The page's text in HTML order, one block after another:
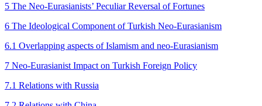
5 The Neo-Eurasianists’ Peculiar Reversal of Fortunes
6 The Ideological Component of Turkish Neo-Eurasianism
6.1 Overlapping aspects of Islamism and neo‑Eurasianism
7 Neo-Eurasianist Impact on Turkish Foreign Policy
7.1 Relations with Russia